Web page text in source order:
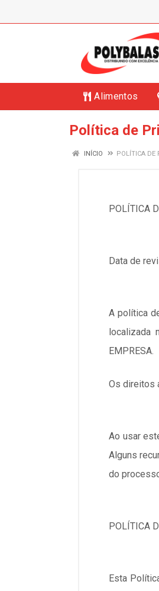
Alimentos
Política de
INÍCIO POLÍTICA DE
POLÍTICA
Data de
A política
localizada
EMPRESA.
Os direitos
Ao usar
Alguns
do
POLÍTICA
Esta